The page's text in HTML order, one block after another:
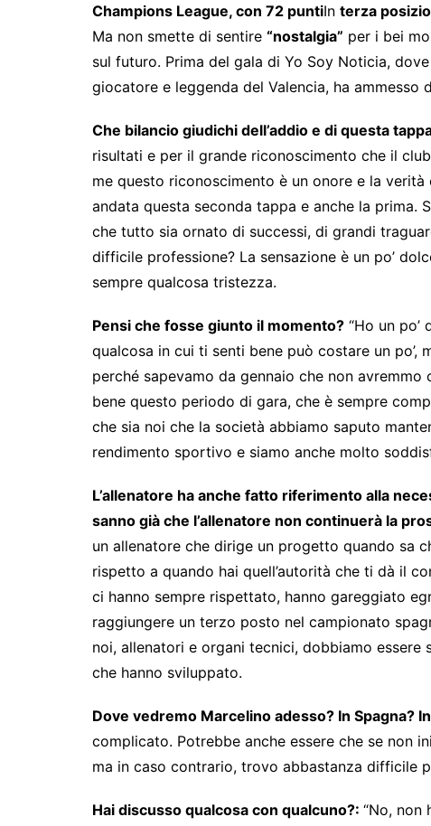
Champions League, con 72 puntiIn terza
Ma non smette di sentire “nostalgia” per i bei
sul futuro. Prima del gala di Yo Soy Noticia,
giocatore e leggenda del Valencia, ha ammesso
Che bilancio giudichi dell’addio e di questa
risultati e per il grande riconoscimento che il
me questo riconoscimento è un onore e la
andata questa seconda tappa e anche la prima.
che tutto sia ornato di successi, di grandi
difficile professione? La sensazione è un po’
sempre qualcosa tristezza.
Pensi che fosse giunto il momento? “Ho un
qualcosa in cui ti senti bene può costare un po’,
perché sapevamo da gennaio che non
bene questo periodo di gara, che è sempre
che sia noi che la società abbiamo saputo
rendimento sportivo e siamo anche molto
L’allenatore ha anche fatto riferimento alla
sanno già che l’allenatore non continuerà la
un allenatore che dirige un progetto quando sa
rispetto a quando hai quell’autorità che ti dà il
ci hanno sempre rispettato, hanno gareggiato
raggiungere un terzo posto nel campionato
noi, allenatori e organi tecnici, dobbiamo
che hanno sviluppato.
Dove vedremo Marcelino adesso? In Spagna?
complicato. Potrebbe anche essere che se non
ma in caso contrario, trovo abbastanza difficile
Hai discusso qualcosa con qualcuno?: “No, non